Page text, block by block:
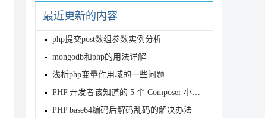
最近更新的内容
php提交post数组参数实例分析
mongodb和php的用法详解
浅析php变量作用域的一些问题
PHP 开发者该知道的 5 个 Composer 小技巧
PHP base64编码后解码乱码的解决办法